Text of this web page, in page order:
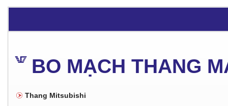
BO MẠCH THANG
Thang Mitsubishi